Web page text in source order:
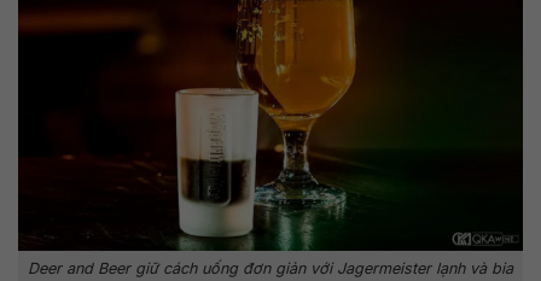
Deer and Beer giữ cách uống đơn giản với Jagermeister lạnh và bia